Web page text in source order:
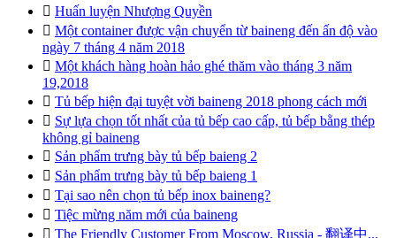
 Huấn luyện Nhượng Quyền
 Một container được vận chuyển từ baineng đến ấn độ vào
ngày 7 tháng 4 năm 2018
 Một khách hàng hoàn hảo ghé thăm vào tháng 3 năm
19,2018
 Tủ bếp hiện đại tuyệt vời baineng 2018 phong cách mới
 Sự lựa chọn tốt nhất của tủ bếp cao cấp, tủ bếp bằng thép
không gỉ baineng
 Sản phẩm trưng bày tủ bếp baieng 2
 Sản phẩm trưng bày tủ bếp baieng 1
 Tại sao nên chọn tủ bếp inox baineng?
 Tiệc mừng năm mới của baineng
 The Friendly Customer From Moscow, Russia - 翻译中...